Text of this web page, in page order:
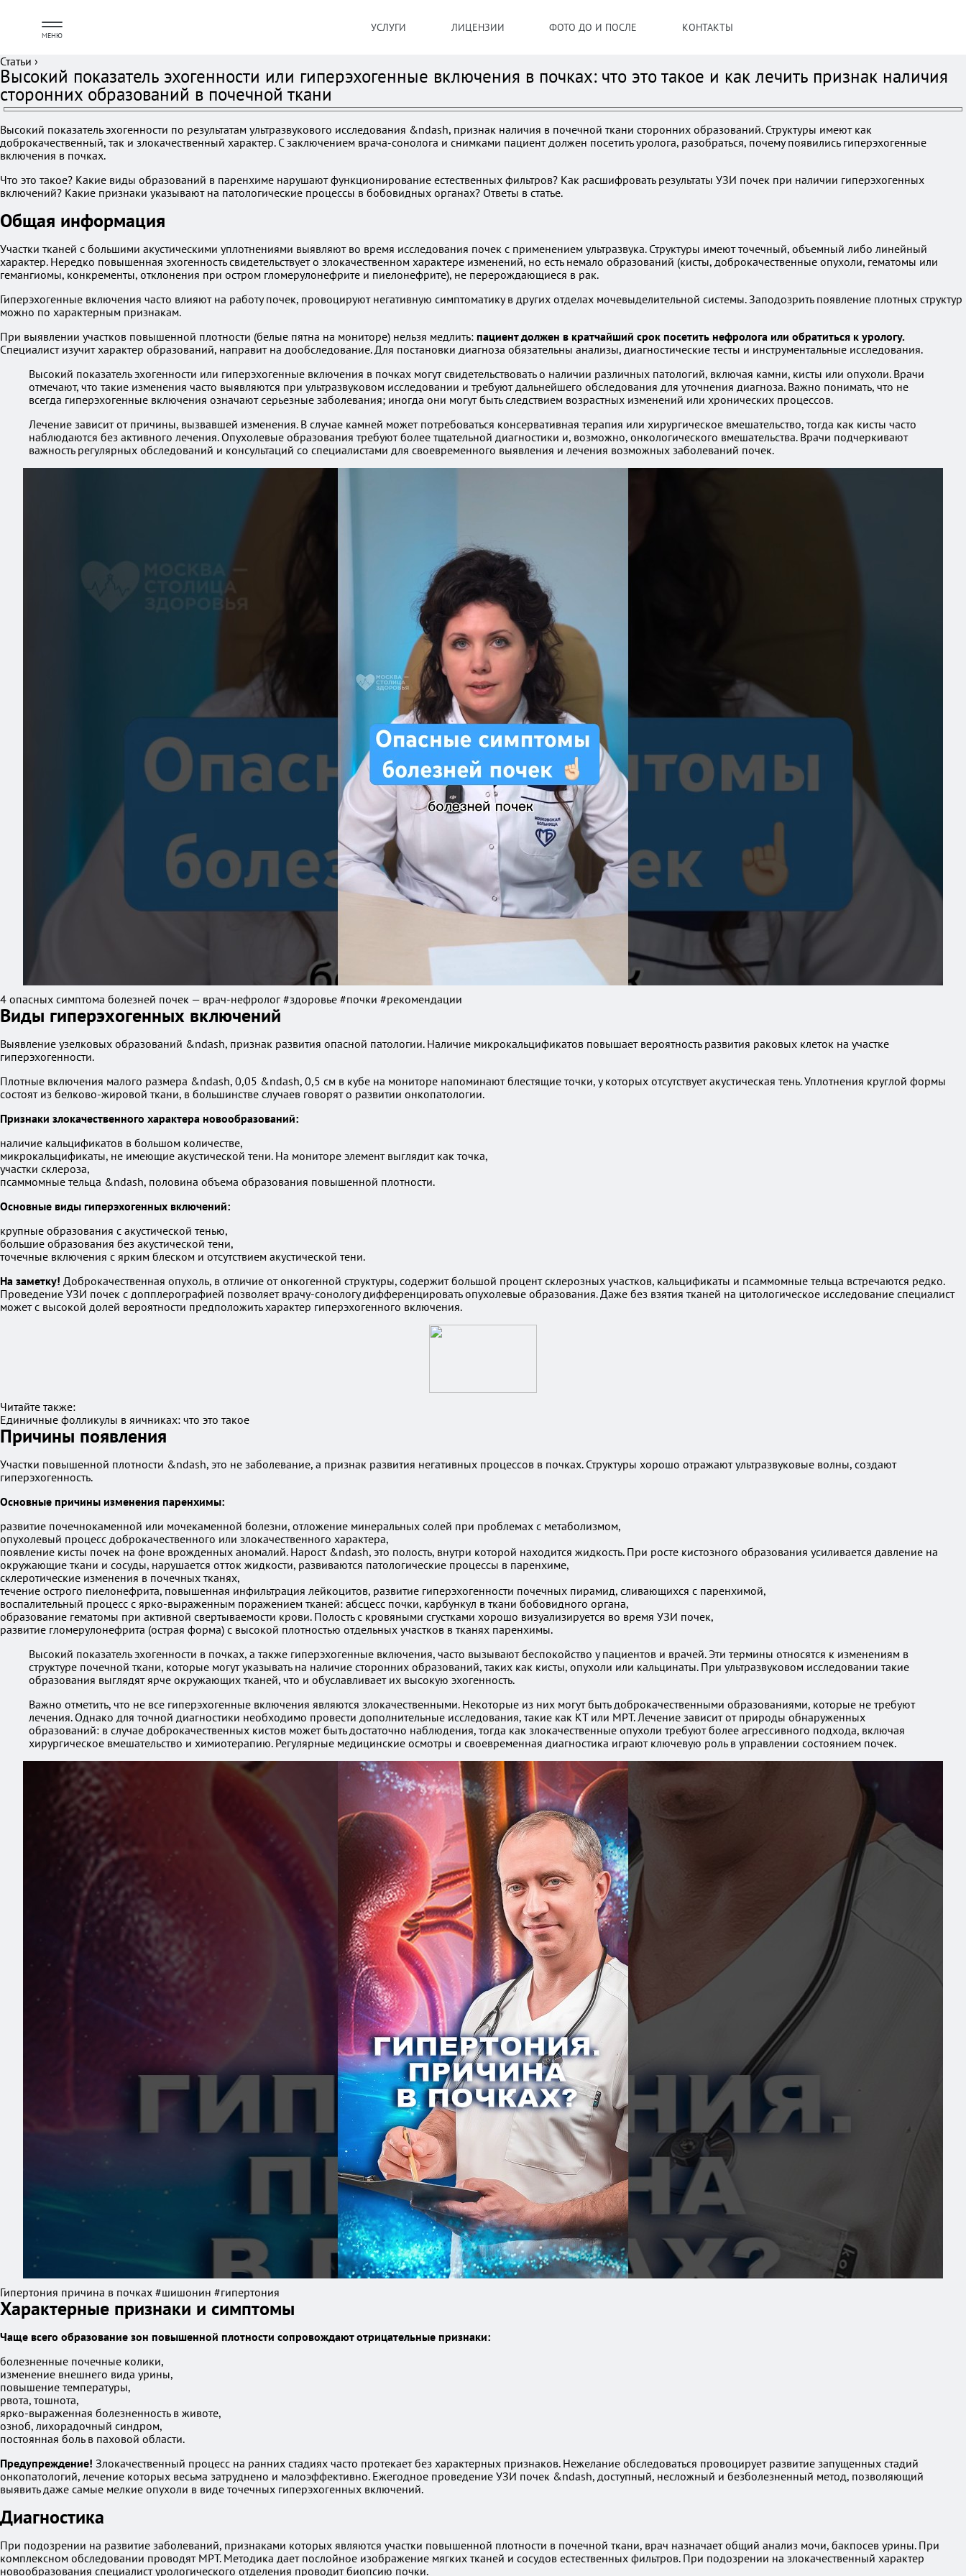
МЕНЮ
УСЛУГИ ЛИЦЕНЗИИ ФОТО ДО И ПОСЛЕ КОНТАКТЫ
Статьи ›
Высокий показатель эхогенности или гиперэхогенные включения в почках: что это такое и как лечить признак наличия
сторонних образований в почечной ткани
Высокий показатель эхогенности по результатам ультразвукового исследования &ndash, признак наличия в почечной ткани сторонних образований. Структуры имеют как
доброкачественный, так и злокачественный характер. С заключением врача-сонолога и снимками пациент должен посетить уролога, разобраться, почему появились гиперэхогенные
включения в почках.
Что это такое? Какие виды образований в паренхиме нарушают функционирование естественных фильтров? Как расшифровать результаты УЗИ почек при наличии гиперэхогенных
включений? Какие признаки указывают на патологические процессы в бобовидных органах? Ответы в статье.
Общая информация
Участки тканей с большими акустическими уплотнениями выявляют во время исследования почек с применением ультразвука. Структуры имеют точечный, объемный либо линейный
характер. Нередко повышенная эхогенность свидетельствует о злокачественном характере изменений, но есть немало образований (кисты, доброкачественные опухоли, гематомы или
гемангиомы, конкременты, отклонения при остром гломерулонефрите и пиелонефрите), не перерождающиеся в рак.
Гиперэхогенные включения часто влияют на работу почек, провоцируют негативную симптоматику в других отделах мочевыделительной системы. Заподозрить появление плотных структур
можно по характерным признакам.
При выявлении участков повышенной плотности (белые пятна на мониторе) нельзя медлить: пациент должен в кратчайший срок посетить нефролога или обратиться к урологу.
Специалист изучит характер образований, направит на дообследование. Для постановки диагноза обязательны анализы, диагностические тесты и инструментальные исследования.
Высокий показатель эхогенности или гиперэхогенные включения в почках могут свидетельствовать о наличии различных патологий, включая камни, кисты или опухоли. Врачи
отмечают, что такие изменения часто выявляются при ультразвуковом исследовании и требуют дальнейшего обследования для уточнения диагноза. Важно понимать, что не
всегда гиперэхогенные включения означают серьезные заболевания; иногда они могут быть следствием возрастных изменений или хронических процессов.
Лечение зависит от причины, вызвавшей изменения. В случае камней может потребоваться консервативная терапия или хирургическое вмешательство, тогда как кисты часто
наблюдаются без активного лечения. Опухолевые образования требуют более тщательной диагностики и, возможно, онкологического вмешательства. Врачи подчеркивают
важность регулярных обследований и консультаций со специалистами для своевременного выявления и лечения возможных заболеваний почек.
4 опасных симптома болезней почек — врач-нефролог #здоровье #почки #рекомендации
Виды гиперэхогенных включений
Выявление узелковых образований &ndash, признак развития опасной патологии. Наличие микрокальцификатов повышает вероятность развития раковых клеток на участке
гиперэхогенности.
Плотные включения малого размера &ndash, 0,05 &ndash, 0,5 см в кубе на мониторе напоминают блестящие точки, у которых отсутствует акустическая тень. Уплотнения круглой формы
состоят из белково-жировой ткани, в большинстве случаев говорят о развитии онкопатологии.
Признаки злокачественного характера новообразований:
наличие кальцификатов в большом количестве,
микрокальцификаты, не имеющие акустической тени. На мониторе элемент выглядит как точка,
участки склероза,
псаммомные тельца &ndash, половина объема образования повышенной плотности.
Основные виды гиперэхогенных включений:
крупные образования с акустической тенью,
большие образования без акустической тени,
точечные включения с ярким блеском и отсутствием акустической тени.
На заметку! Доброкачественная опухоль, в отличие от онкогенной структуры, содержит большой процент склерозных участков, кальцификаты и псаммомные тельца встречаются редко.
Проведение УЗИ почек с допплерографией позволяет врачу-сонологу дифференцировать опухолевые образования. Даже без взятия тканей на цитологическое исследование специалист
может с высокой долей вероятности предположить характер гиперэхогенного включения.
Читайте также:
Единичные фолликулы в яичниках: что это такое
Причины появления
Участки повышенной плотности &ndash, это не заболевание, а признак развития негативных процессов в почках. Структуры хорошо отражают ультразвуковые волны, создают
гиперэхогенность.
Основные причины изменения паренхимы:
развитие почечнокаменной или мочекаменной болезни, отложение минеральных солей при проблемах с метаболизмом,
опухолевый процесс доброкачественного или злокачественного характера,
появление кисты почек на фоне врожденных аномалий. Нарост &ndash, это полость, внутри которой находится жидкость. При росте кистозного образования усиливается давление на
окружающие ткани и сосуды, нарушается отток жидкости, развиваются патологические процессы в паренхиме,
склеротические изменения в почечных тканях,
течение острого пиелонефрита, повышенная инфильтрация лейкоцитов, развитие гиперэхогенности почечных пирамид, сливающихся с паренхимой,
воспалительный процесс с ярко-выраженным поражением тканей: абсцесс почки, карбункул в ткани бобовидного органа,
образование гематомы при активной свертываемости крови. Полость с кровяными сгустками хорошо визуализируется во время УЗИ почек,
развитие гломерулонефрита (острая форма) с высокой плотностью отдельных участков в тканях паренхимы.
Высокий показатель эхогенности в почках, а также гиперэхогенные включения, часто вызывают беспокойство у пациентов и врачей. Эти термины относятся к изменениям в
структуре почечной ткани, которые могут указывать на наличие сторонних образований, таких как кисты, опухоли или кальцинаты. При ультразвуковом исследовании такие
образования выглядят ярче окружающих тканей, что и обуславливает их высокую эхогенность.
Важно отметить, что не все гиперэхогенные включения являются злокачественными. Некоторые из них могут быть доброкачественными образованиями, которые не требуют
лечения. Однако для точной диагностики необходимо провести дополнительные исследования, такие как КТ или МРТ. Лечение зависит от природы обнаруженных
образований: в случае доброкачественных кистов может быть достаточно наблюдения, тогда как злокачественные опухоли требуют более агрессивного подхода, включая
хирургическое вмешательство и химиотерапию. Регулярные медицинские осмотры и своевременная диагностика играют ключевую роль в управлении состоянием почек.
Гипертония причина в почках #шишонин #гипертония
Характерные признаки и симптомы
Чаще всего образование зон повышенной плотности сопровождают отрицательные признаки:
болезненные почечные колики,
изменение внешнего вида урины,
повышение температуры,
рвота, тошнота,
ярко-выраженная болезненность в животе,
озноб, лихорадочный синдром,
постоянная боль в паховой области.
Предупреждение! Злокачественный процесс на ранних стадиях часто протекает без характерных признаков. Нежелание обследоваться провоцирует развитие запущенных стадий
онкопатологий, лечение которых весьма затруднено и малоэффективно. Ежегодное проведение УЗИ почек &ndash, доступный, несложный и безболезненный метод, позволяющий
выявить даже самые мелкие опухоли в виде точечных гиперэхогенных включений.
Диагностика
При подозрении на развитие заболеваний, признаками которых являются участки повышенной плотности в почечной ткани, врач назначает общий анализ мочи, бакпосев урины. При
комплексном обследовании проводят МРТ. Методика дает послойное изображение мягких тканей и сосудов естественных фильтров. При подозрении на злокачественный характер
новообразования специалист урологического отделения проводит биопсию почки.